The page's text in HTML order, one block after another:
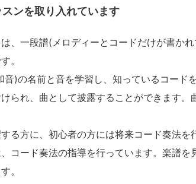
ンを取り入れています
、一段譜(メロディーとコードだけが書か
。
)の名前と音を学習し、知っているコード
られ、曲として披露することができます。
方に、初心者の方には将来コード奏法を
コード奏法の指導を行っています。楽譜を
。